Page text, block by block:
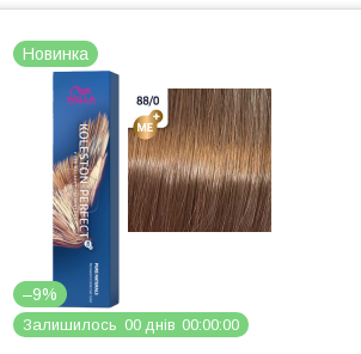
Новинка
–9%
Залишилось 00 днів 00 00 00